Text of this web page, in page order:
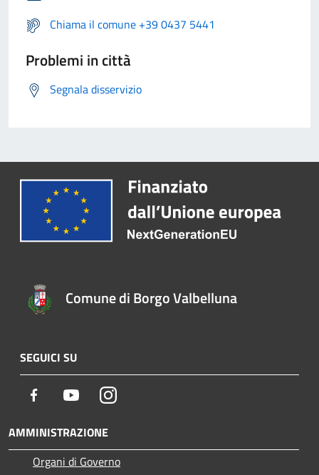
Chiama il comune +39 0437 5441
Problemi in città
Segnala disservizio
Comune di Borgo Valbelluna
SEGUICI SU
Facebook YoutubeInstagram
AMMINISTRAZIONE
Organi di Governo